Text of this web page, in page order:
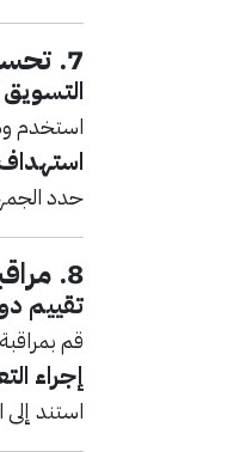
7.
استخدم
حدد
8.
تقييم
قم
إجراء
استند